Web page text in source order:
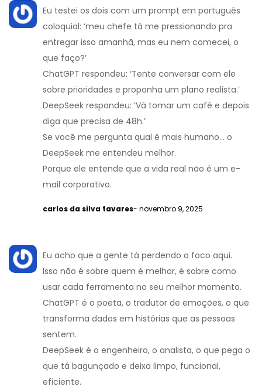
Eu testei os dois com um prompt em português
coloquial: ‘meu chefe tá me pressionando pra
entregar isso amanhã, mas eu nem comecei, o
que faço?’
ChatGPT respondeu: ‘Tente conversar com ele
sobre prioridades e proponha um plano realista.’
DeepSeek respondeu: ‘Vá tomar um café e depois
diga que precisa de 48h.’
Se você me pergunta qual é mais humano… o
DeepSeek me entendeu melhor.
Porque ele entende que a vida real não é um e-
mail corporativo.
carlos da silva tavares- novembro 9, 2025
Eu acho que a gente tá perdendo o foco aqui.
Isso não é sobre quem é melhor, é sobre como
usar cada ferramenta no seu melhor momento.
ChatGPT é o poeta, o tradutor de emoções, o que
transforma dados em histórias que as pessoas
sentem.
DeepSeek é o engenheiro, o analista, o que pega o
que tá bagunçado e deixa limpo, funcional,
eficiente.